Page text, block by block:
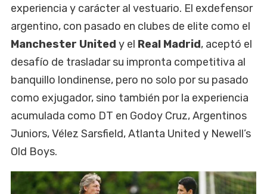
experiencia y carácter al vestuario. El exdefensor
argentino, con pasado en clubes de elite como el
Manchester United y el Real Madrid, aceptó el
desafío de trasladar su impronta competitiva al
banquillo londinense, pero no solo por su pasado
como exjugador, sino también por la experiencia
acumulada como DT en Godoy Cruz, Argentinos
Juniors, Vélez Sarsfield, Atlanta United y Newell’s
Old Boys.